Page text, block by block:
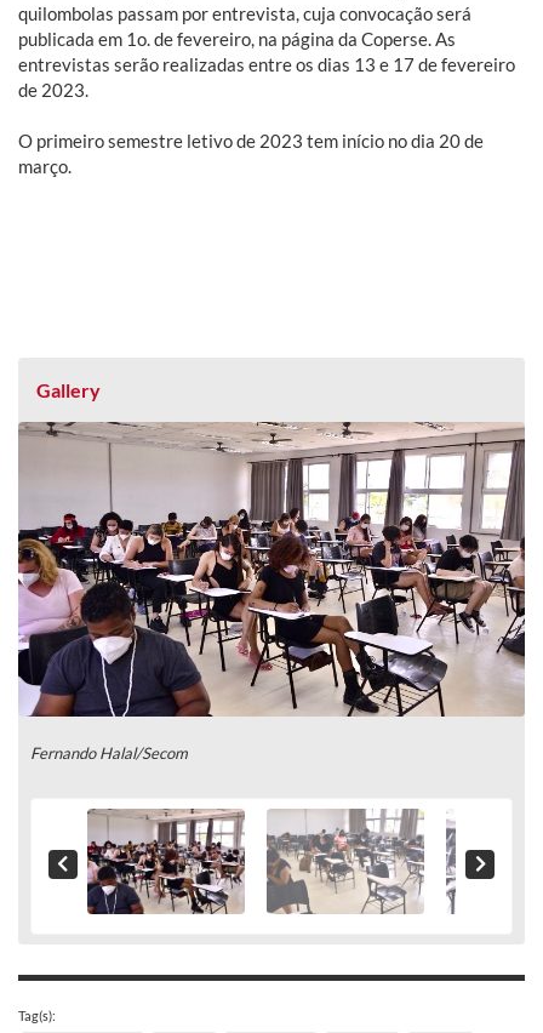
quilombolas passam por entrevista, cuja convocação será
publicada em 1o. de fevereiro, na página da Coperse. As
entrevistas serão realizadas entre os dias 13 e 17 de fevereiro
de 2023.
O primeiro semestre letivo de 2023 tem início no dia 20 de
março.
Gallery
Fernando Halal/Secom
Tag(s):